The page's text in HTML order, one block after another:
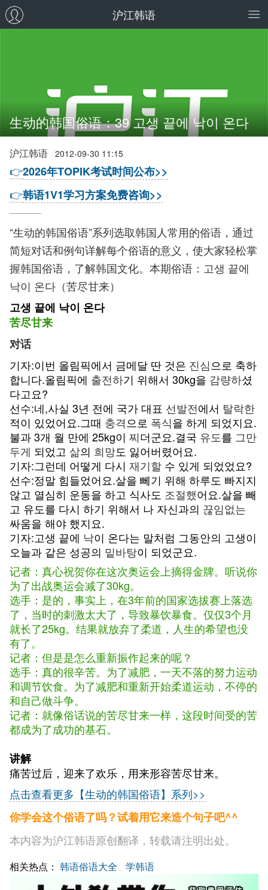
沪江韩语
生动的韩国俗语：39 고생 끝에 낙이 온다
沪江韩语 2012-09-30 11:15
👉2026年TOPIK考试时间公布>>
👉韩语1V1学习方案免费咨询>>
“生动的韩国俗语”系列选取韩国人常用的俗语，通过
简短对话和例句详解每个俗语的意义，使大家轻松掌
握韩国俗语，了解韩国文化。本期俗语：고생 끝에
낙이 온다（苦尽甘来）
고생 끝에 낙이 온다
苦尽甘来
对话
기자:이번 올림픽에서 금메달 딴 것은 진심으로 축하
합니다.올림픽에 출전하기 위해서 30kg을 감량하셨
다고요?
선수:네,사실 3년 전에 국가 대표 선발전에서 탈락한
적이 있었어요.그때 충격으로 폭식을 하게 되었지요.
불과 3개 월 만에 25kg이 찌더군요.결국 유도를 그만
두게 되었고 삶의 희망도 잃어버렸어요.
기자:그런데 어떻게 다시 재기할 수 있게 되었었요?
선수:정말 힘들었어요.살을 뻬기 위해 하루도 빠지지
않고 열심히 운동을 하고 식사도 조절했어요.살을 빼
고 유도를 다시 하기 위해서 나 자신과의 끊임없는
싸움을 해야 했지요.
기자:고생 끝에 낙이 온다는 말처럼 그동안의 고생이
오늘과 같은 성공의 밑바탕이 되었군요.
记者：真心祝贺你在这次奥运会上摘得金牌。听说你
为了出战奥运会减了30kg。
选手：是的，事实上，在3年前的国家选拔赛上落选
了，当时的刺激太大了，导致暴饮暴食。仅仅3个月
就长了25kg。结果就放弃了柔道，人生的希望也没
有了。
记者：但是是怎么重新振作起来的呢？
选手：真的很辛苦。为了减肥，一天不落的努力运动
和调节饮食。为了减肥和重新开始柔道运动，不停的
和自己做斗争。
记者：就像俗话说的苦尽甘来一样，这段时间受的苦
都成为了成功的基石。
讲解
痛苦过后，迎来了欢乐，用来形容苦尽甘来。
点击查看更多【生动的韩国俗语】系列>>
你学会这个俗语了吗？试着用它来造个句子吧^^
本内容为沪江韩语原创翻译，转载请注明出处。
相关热点： 韩语俗语大全 学韩语